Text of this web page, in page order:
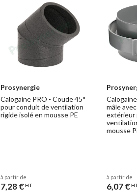
Prosynergie
Calogaine PRO - Coude 45°
pour conduit de ventilation
rigide isolé en mousse PE
à partir de
7,28 €HT
mâle
extérieur
mousse
à partir de
6,07 €